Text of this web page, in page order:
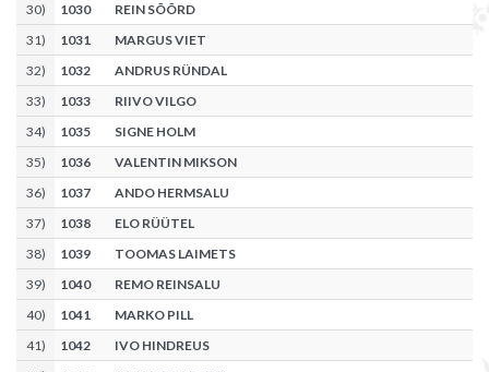
30) 1030
REIN SÕÕRD
31) 1031
MARGUS VIET
32) 1032
ANDRUS RÜNDAL
33) 1033
RIIVO VILGO
34) 1035
SIGNE HOLM
35) 1036
VALENTIN MIKSON
36) 1037
ANDO HERMSALU
37) 1038
ELO RÜÜTEL
38) 1039
TOOMAS LAIMETS
39) 1040
REMO REINSALU
40) 1041
MARKO PILL
41) 1042
IVO HINDREUS